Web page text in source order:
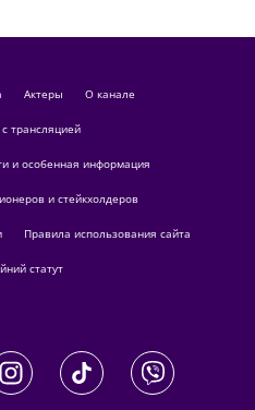
актеры О канале
трансляцией
и особенная информация
и стейкхолдеров
Правила использования сайта
статут